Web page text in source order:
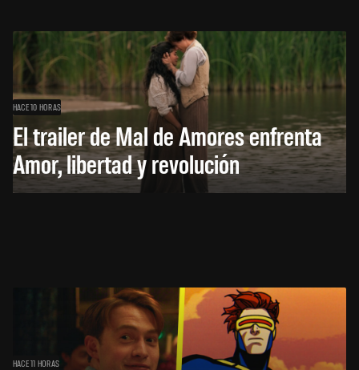
HACE 10 HORAS
El trailer de Mal de Amores enfrenta
Amor, libertad y revolución
HACE 11 HORAS